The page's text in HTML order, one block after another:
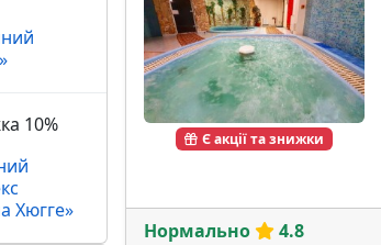
Є акції та знижки
Нормально 4.8
10%
Хюгге»